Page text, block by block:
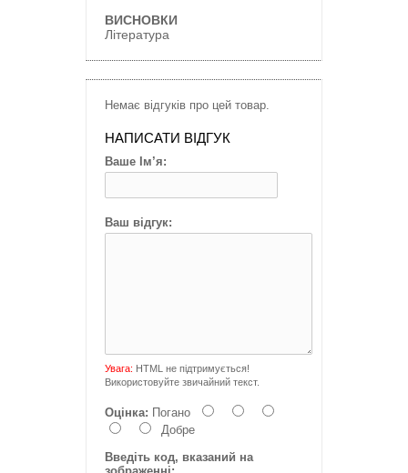
ВИСНОВКИ
Література
Немає відгуків про цей товар.
НАПИСАТИ ВІДГУК
Ваше Ім’я:
Ваш відгук:
Увага: HTML не підтримується!
Використовуйте звичайний текст.
Оцінка: Погано
Добре
Введіть код, вказаний на